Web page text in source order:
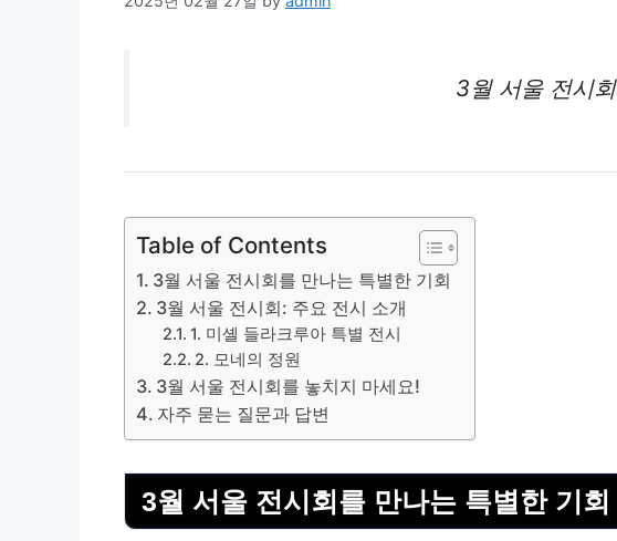
3월 서울 전시회
Table of Contents
3월 서울 전시회를 만나는 특별한 기회
3월 서울 전시회: 주요 전시 소개
1. 미셸 들라크루아 특별 전시
2. 모네의 정원
3월 서울 전시회를 놓치지 마세요!
자주 묻는 질문과 답변
3월 서울 전시회를 만나는 특별한 기회